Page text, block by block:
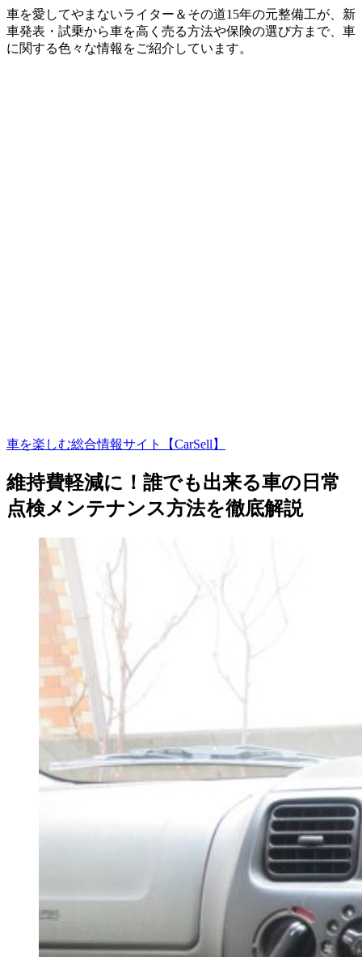
車を愛してやまないライター＆その道15年の元整備工が、新
車発表・試乗から車を高く売る方法や保険の選び方まで、車
に関する色々な情報をご紹介しています。
車を楽しむ総合情報サイト【CarSell】
維持費軽減に！誰でも出来る車の日常
点検メンテナンス方法を徹底解説